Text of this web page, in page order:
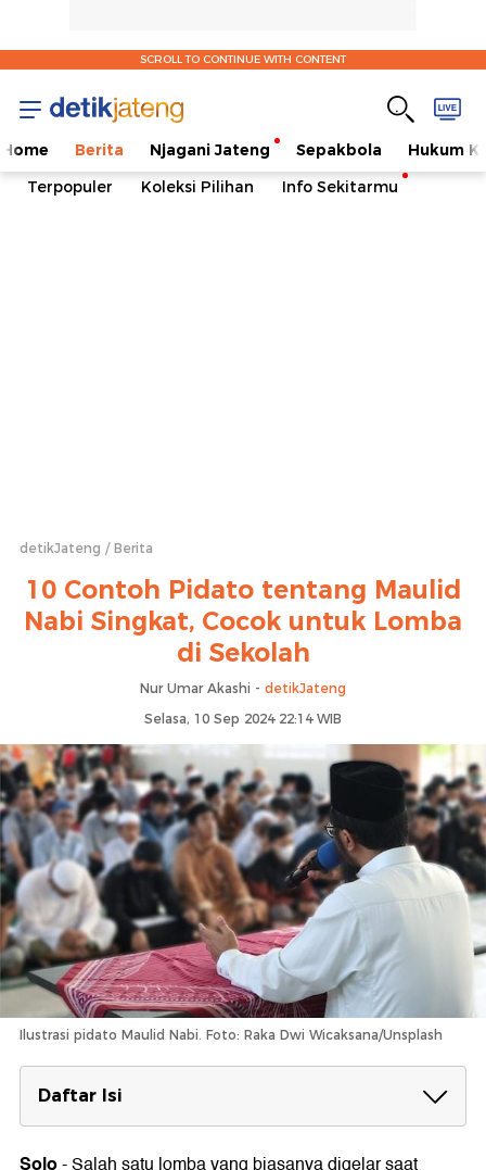
SCROLL TO CONTINUE WITH CONTENT
Home Berita Njagani Jateng Sepakbola
Hukum
Terpopuler
Koleksi Pilihan Info Sekitarmu
detikJateng Berita
10 Contoh Pidato tentang Maulid
Nabi Singkat, Cocok untuk Lomba
di Sekolah
Nur Umar Akashi - detikJateng
Selasa, 10 Sep 2024 22:14 WIB
Ilustrasi pidato Maulid Nabi. Foto: Raka Dwi Wicaksana/Unsplash
Daftar Isi
Kumpulan Contoh Pidato Maulid Nabi
Muhammad